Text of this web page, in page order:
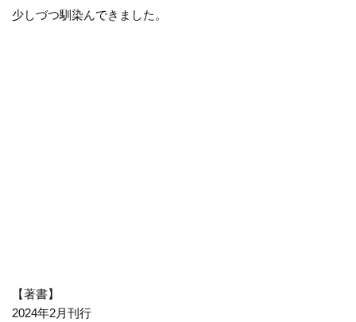
少しづつ馴染んできました。
【著書】
2024年2月刊行